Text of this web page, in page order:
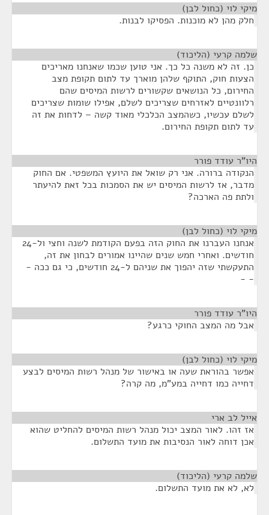
מיקי לוי (כחול לבן)
חלק מהן לא מוכנות. הפסיקו לבנות.
שלמה קרעי (הליכוד)
כן. זה לא משנה כל כך. אני טוען שכמו שאנחנו מאריכים
הצעות חוק, התוקף שלהן מוארך עד לתום תקופת מצב
החירום, כל הנושאים שקשורים לרשות המיסים שהם
רלוונטיים לאזרחים שצריכים לשלם, אפילו שומות שצריכים
לשלם עכשיו, כשהמצב הכלכלי מאוד קשה – לדחות את זה
עד לתום תקופת החירום.
היו"ר עודד פורר
הנקודה ברורה. אני רק שואל את היועץ המשפטי. אם החוק
מדבר, אז לרשות המיסים יש את הסמכות בכל זאת להיעתר
ולתת פה הארכה?
מיקי לוי (כחול לבן)
אנחנו העברנו את החוק הזה בפעם הקודמת לשנה וחצי ול-24
חודשים. ואחרי חמש שנים שהיינו אמורים לבחון את זה,
התעקשתי שזה יהפוך את שניהם ל-24 חודשים, כי גם ככה -
- -
היו"ר עודד פורר
אבל מה המצב החוקי כרגע?
מיקי לוי (כחול לבן)
אפשר בהוראת שעה או באישור של מנהל רשות המיסים לבצע
דחייה כמו דחייה במע"מ, מה קרה?
אייל לב ארי
אז זהו. לאור המצב יכול מנהל רשות המיסים להחליט שהוא
אכן דוחה לאור הנסיבות את מועד התשלום.
שלמה קרעי (הליכוד)
לא, לא את מועד התשלום.